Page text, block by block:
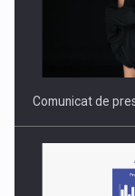
Hard Enduro
Comunicat de